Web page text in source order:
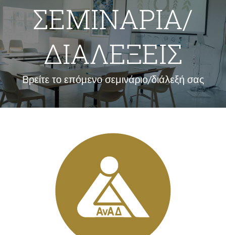
ΠΟΙΟΙ ΕΙΜΑΣΤΕ
ΙΣΤΟΡΙΑ
ΣΕΜΙΝΑΡΙΑ/ΔΙΑΛΕΞΕΙΣ
ΙΣΤΟΡΙΚO ΕΚΔΗΛΩΣΕΩΝ
ΕΠΙΚΟΙΝΩΝΙΑ
ΣΕΜΙΝΑΡΙΑ/
ΔΙΑΛΕΞΕΙΣ
Βρείτε το επόμενο σεμινάριο/διάλεξή σας